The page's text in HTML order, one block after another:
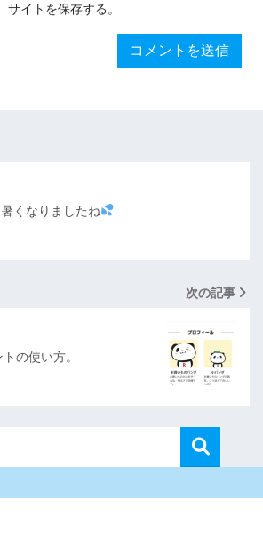
サイトを保存する。
くなりましたね
次の記事
の使い方。